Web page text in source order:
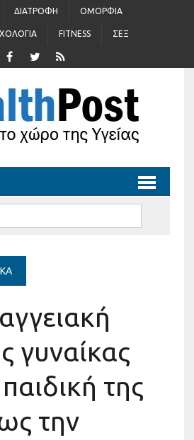
ΔΙΑΤΡΟΦΉ ΟΜΟΡΦΙΆ
FITNESS ΣΈΞ
γυναίκας
της
την